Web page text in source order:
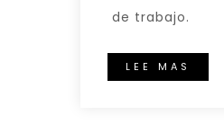
de trabajo.
LEE MAS